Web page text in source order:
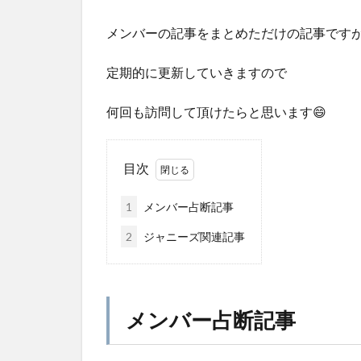
メンバーの記事をまとめただけの記事です
定期的に更新していきますので
何回も訪問して頂けたらと思います😄
目次
1 メンバー占断記事
2 ジャニーズ関連記事
メンバー占断記事